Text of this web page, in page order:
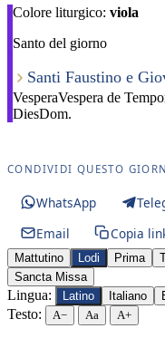
Colore liturgico: viola
Santo del giorno
Santi Faustino e
VesperaVespera de
DiesDom.
CONDIVIDI QUESTO
WhatsApp
Email
Copia
Mattutino Lodi Prima
Sancta Missa
Lingua: Latino Italiano
Testo: A− Aa A+